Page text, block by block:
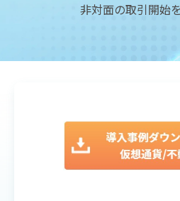
導入事例
お役立ち資
非対面の取引開始